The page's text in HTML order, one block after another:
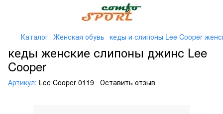
Каталог Женская обувь кеды и слипоны Lee Cooper
кеды женские слипоны джинс Lee
Cooper
Артикул: Lee Cooper 0119 Оставить отзыв